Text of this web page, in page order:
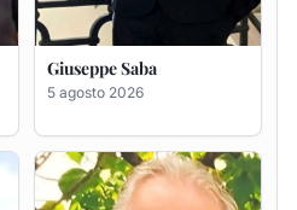
Giuseppe Deiana
5 agosto 2026